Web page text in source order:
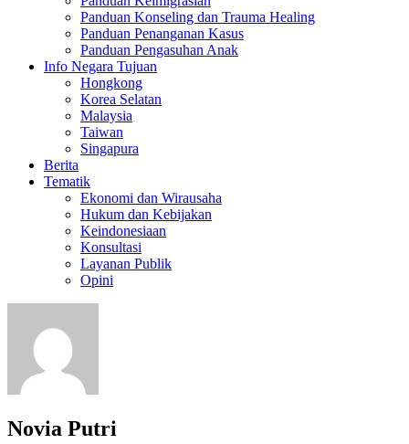
Panduan Konseling dan Trauma Healing
Panduan Penanganan Kasus
Panduan Pengasuhan Anak
Info Negara Tujuan
Hongkong
Korea Selatan
Malaysia
Taiwan
Singapura
Berita
Tematik
Ekonomi dan Wirausaha
Hukum dan Kebijakan
Keindonesiaan
Konsultasi
Layanan Publik
Opini
Novia Putri